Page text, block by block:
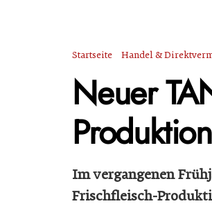
Startseite Handel &
Neuer
Im vergangenen
Frischfleisch-